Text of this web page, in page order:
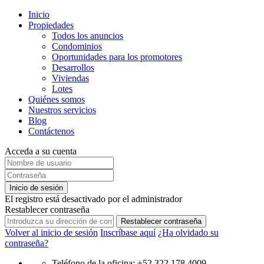
Inicio
Propiedades
Todos los anuncios
Condominios
Oportunidades para los promotores
Desarrollos
Viviendas
Lotes
Quiénes somos
Nuestros servicios
Blog
Contáctenos
Acceda a su cuenta
Inicio de sesión
El registro está desactivado por el administrador
Restablecer contraseña
Restablecer contraseña
Volver al inicio de sesión Inscríbase aquí ¿Ha olvidado su
contraseña?